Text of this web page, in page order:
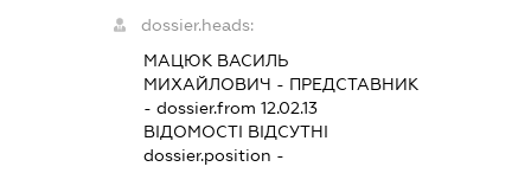
dossier.heads:
МАЦЮК ВАСИЛЬ
МИХАЙЛОВИЧ - ПРЕДСТАВНИК
- dossier.from 12.02.13
ВІДОМОСТІ ВІДСУТНІ
dossier.position -